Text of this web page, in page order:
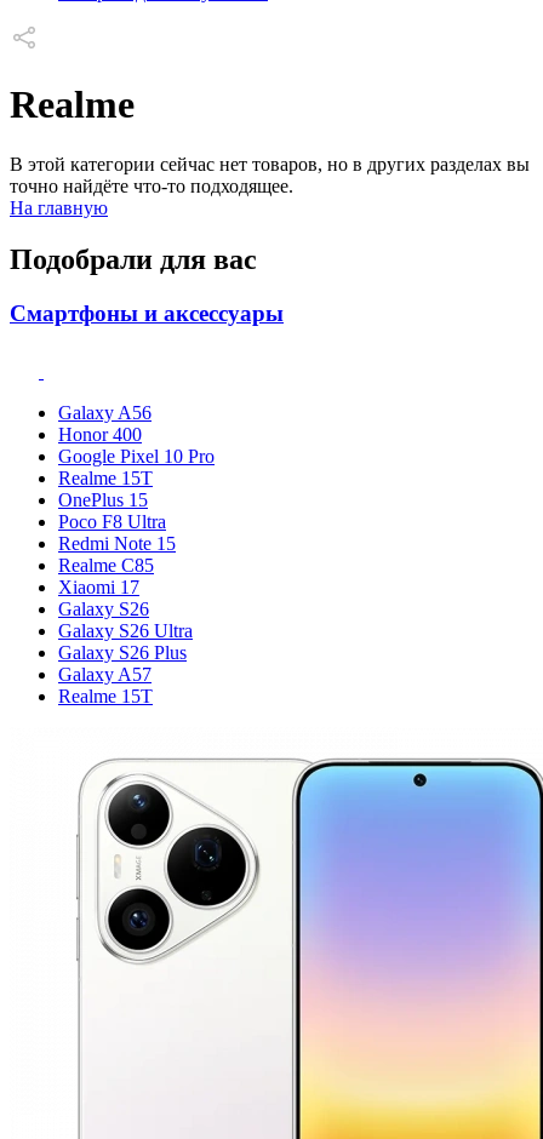
Realme
В этой категории сейчас нет товаров, но в других разделах вы
точно найдёте что-то подходящее.
На главную
Подобрали для вас
Смартфоны и аксессуары
Galaxy A56
Honor 400
Google Pixel 10 Pro
Realme 15T
OnePlus 15
Poco F8 Ultra
Redmi Note 15
Realme C85
Xiaomi 17
Galaxy S26
Galaxy S26 Ultra
Galaxy S26 Plus
Galaxy A57
Realme 15T